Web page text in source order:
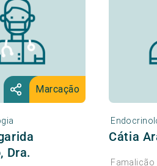
Marcação
Dra.
Cátia
Famalicão